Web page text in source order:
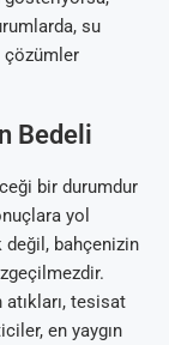
su
çözümler
Bedeli
bir durumdur
yol
bahçenizin
atıkları, tesisat
en yaygın